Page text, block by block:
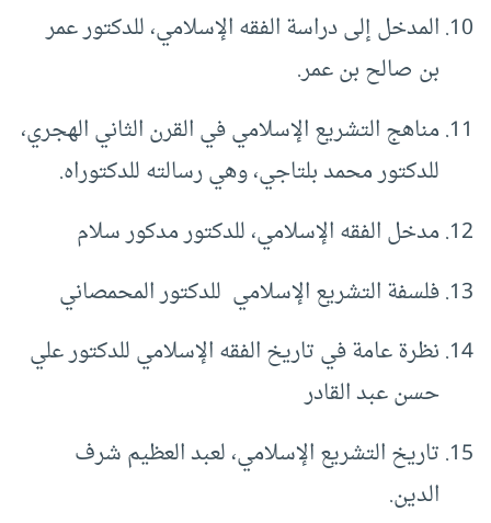
المدخل إلى دراسة الفقه الإسلامي، للدكتور عمر
بن صالح بن عمر.
مناهج التشريع الإسلامي في القرن الثاني الهجري،
للدكتور محمد بلتاجي، وهي رسالته للدكتوراه.
مدخل الفقه الإسلامي، للدكتور مدكور سلام
فلسفة التشريع الإسلامي للدكتور المحمصاني
نظرة عامة في تاريخ الفقه الإسلامي للدكتور علي
حسن عبد القادر
تاريخ التشريع الإسلامي، لعبد العظيم شرف
الدين.